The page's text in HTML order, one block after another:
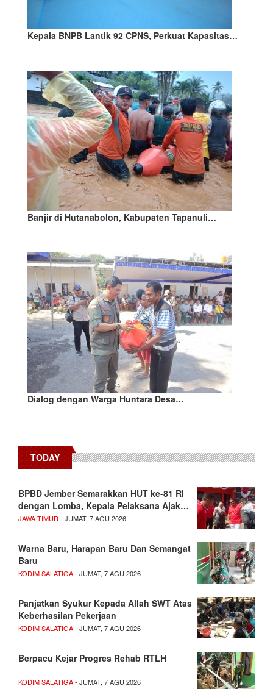
Kepala BNPB Lantik 92 CPNS, Perkuat Kapasitas…
Banjir di Hutanabolon, Kabupaten Tapanuli…
Dialog dengan Warga Huntara Desa…
TODAY
BPBD Jember Semarakkan HUT ke-81 RI
dengan Lomba, Kepala Pelaksana Ajak…
JAWA TIMUR- JUMAT, 7 AGU 2026
Warna Baru, Harapan Baru Dan Semangat
Baru
KODIM SALATIGA- JUMAT, 7 AGU 2026
Panjatkan Syukur Kepada Allah SWT Atas
Keberhasilan Pekerjaan
KODIM SALATIGA- JUMAT, 7 AGU 2026
Berpacu Kejar Progres Rehab RTLH
KODIM SALATIGA- JUMAT, 7 AGU 2026